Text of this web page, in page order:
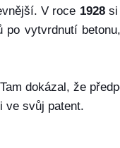
V roce 1928si
po vytvrdnutí
dokázal, že
ve svůj patent.